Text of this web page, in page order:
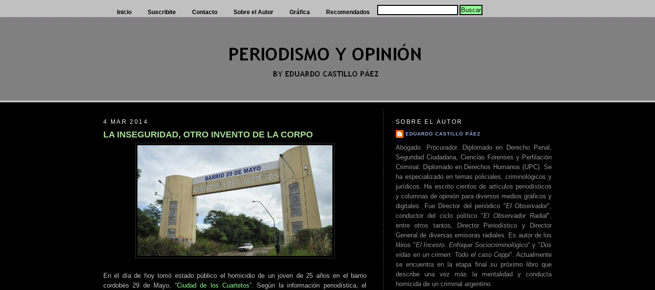
Inicio Suscribite Contacto Sobre el Autor Gráfica Recomendados
4 MAR 2014
LA INSEGURIDAD, OTRO INVENTO DE LA CORPO
En el día de hoy tomó estado público el homicidio de un joven de 25 años en el barrio
cordobés 29 de Mayo, “Ciudad de los Cuartetos”. Según la información periodística, el
SOBRE EL AUTOR
EDUARDO CASTILLO PÁEZ
Abogado. Procurador. Diplomado en Derecho Penal,
Seguridad Ciudadana, Ciencias Forenses y Perfilación
Criminal. Diplomado en Derechos Humanos (UPC). Se
ha especializado en temas policiales, criminológicos y
jurídicos. Ha escrito cientos de artículos periodísticos
y columnas de opinión para diversos medios gráficos y
digitales. Fue Director del periódico "El Observador",
conductor del ciclo político "El Observador Radial",
entre otros tantos, Director Periodístico y Director
General de diversas emisoras radiales. Es autor de los
libros "El Incesto. Enfoque Sociocriminológico" y "Dos
vidas en un crimen: Todo el caso Ceppi". Actualmente
se encuentra en la etapa final su próximo libro que
describe una vez más la mentalidad y conducta
homicida de un criminal argentino.